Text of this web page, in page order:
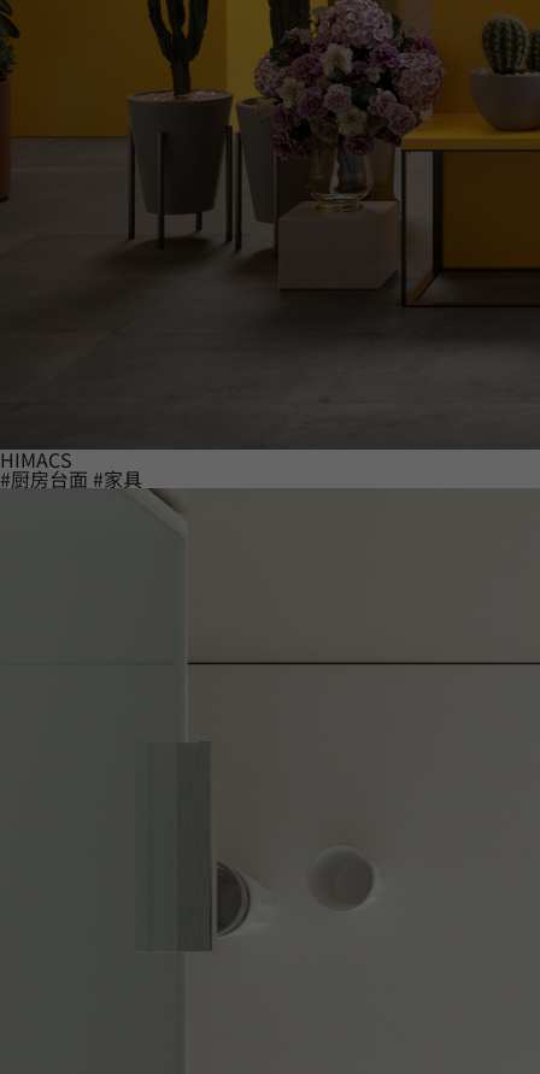
HIMACS
#厨房台面 #家具